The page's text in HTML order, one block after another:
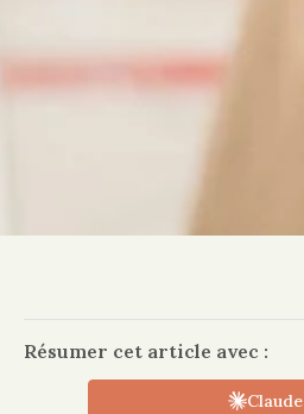
Résumer cet article avec :
Claude